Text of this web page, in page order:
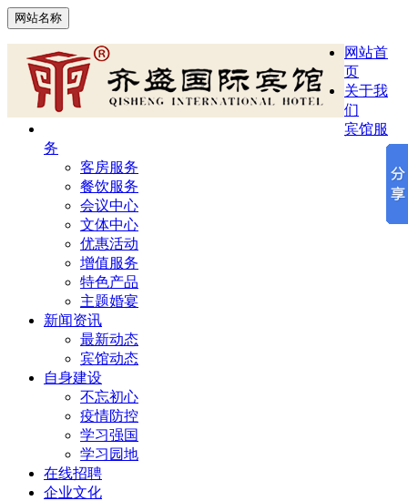
网站名称
网站首
页
关于我
们
宾馆服
务
客房服务
餐饮服务
会议中心
文体中心
优惠活动
增值服务
特色产品
主题婚宴
新闻资讯
最新动态
宾馆动态
自身建设
不忘初心
疫情防控
学习强国
学习园地
在线招聘
企业文化